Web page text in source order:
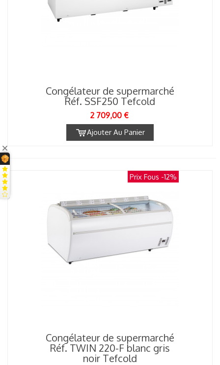
Congélateur de supermarché
Réf. SSF250 Tefcold
2 709,00 €
Ajouter Au Panier
Prix Fous -12%
Congélateur de supermarché
Réf. TWIN 220-F blanc gris
noir Tefcold